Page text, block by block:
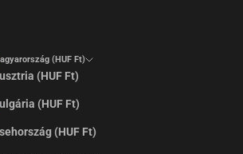
(HUF Ft)
(HUF Ft)
(HUF Ft)
(HUF Ft)